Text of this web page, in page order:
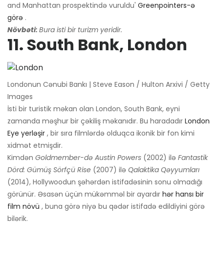
and Manhattan prospektində vuruldu' Greenpointers-ə
görə .
Növbəti: Bura isti bir turizm yeridir.
11. South Bank, London
Londonun Cənubi Bankı | Steve Eason / Hulton Arxivi / Getty
Images
İsti bir turistik məkan olan London, South Bank, eyni
zamanda məşhur bir çəkiliş məkanıdır. Bu haradadır London
Eye yerləşir , bir sıra filmlərdə olduqca ikonik bir fon kimi
xidmət etmişdir.
Kimdən Goldmember-də Austin Powers (2002) ilə Fantastik
Dörd: Gümüş Sörfçü Rise (2007) ilə Qalaktika Qəyyumları
(2014), Hollywoodun şəhərdən istifadəsinin sonu olmadığı
görünür. Əsasən üçün mükəmməl bir ayardır hər hansı bir
film növü , buna görə niyə bu qədər istifadə edildiyini görə
bilərik.